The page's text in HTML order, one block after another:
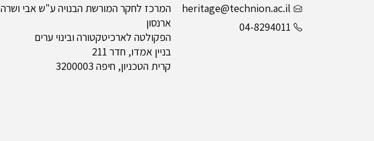
heritage@technion.ac.il
04-8294011
המרכז לחקר המורשת הבנויה ע"ש אבי ושרה
ארנסון
הפקולטה לארכיטקטורה ובינוי ערים
בניין אמדו, חדר 211
קרית הטכניון, חיפה 3200003